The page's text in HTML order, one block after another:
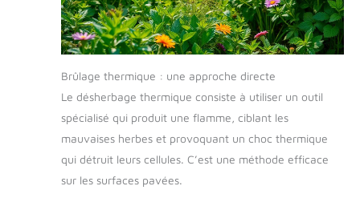
Brûlage thermique : une approche directe
Le désherbage thermique consiste à utiliser un outil
spécialisé qui produit une flamme, ciblant les
mauvaises herbes et provoquant un choc thermique
qui détruit leurs cellules. C’est une méthode efficace
sur les surfaces pavées.